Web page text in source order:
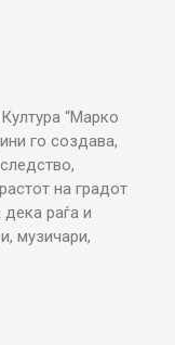
“Марко
го создава,
на градот
раѓа и
музичари,